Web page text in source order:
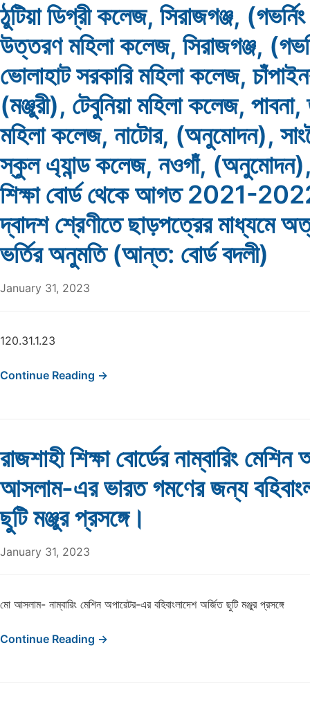
ঠুটিয়া ডিগ্রী কলেজ, সিরাজগঞ্জ,
উত্তরণ মহিলা কলেজ, সিরাজগঞ্জ,
ভোলাহাট সরকারি মহিলা কলেজ,
(মঞ্জুরী), টেবুনিয়া মহিলা কলেজ,
মহিলা কলেজ, নাটোর, (অনুমোদন),
স্কুল এ্যান্ড কলেজ, নওগাঁ, (অনুমোদন),
শিক্ষা বোর্ড থেকে আগত 2021-2022
দ্বাদশ শ্রেণীতে ছাড়পত্রের মাধ্যমে
ভর্তির অনুমতি (আন্ত: বোর্ড বদলী)
January 31, 2023
120.31.1.23
Continue Reading →
রাজশাহী শিক্ষা বোর্ডের নাম্বারিং
আসলাম-এর ভারত গমণের জন্য
ছুটি মঞ্জুর প্রসঙ্গে।
January 31, 2023
মো আসলাম- নাম্বারিং মেশিন অপারেটর-এর বহিবাংলাদেশ অর্জিত ছুটি মঞ্জুর প্রসঙ্গে
Continue Reading →